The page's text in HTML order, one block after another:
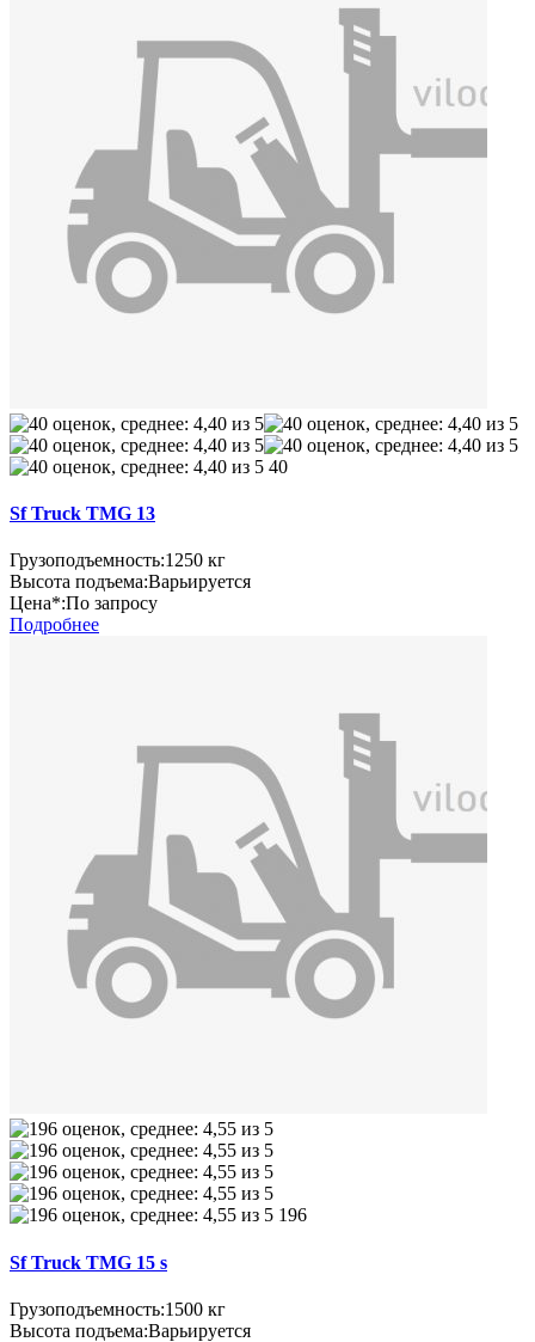
40
Sf Truck TMG 13
Грузоподъемность:1250 кг
Высота подъема:Варьируется
Цена*:По запросу
Подробнее
196
Sf Truck TMG 15 s
Грузоподъемность:1500 кг
Высота подъема:Варьируется